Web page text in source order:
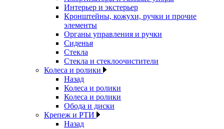
Интерьер и экстерьер
Кронштейны, кожухи, ручки и прочие
элементы
Органы управления и ручки
Сиденья
Стекла
Стекла и стеклоочистители
Колеса и ролики
Назад
Колеса и ролики
Колеса и ролики
Обода и диски
Крепеж и РТИ
Назад